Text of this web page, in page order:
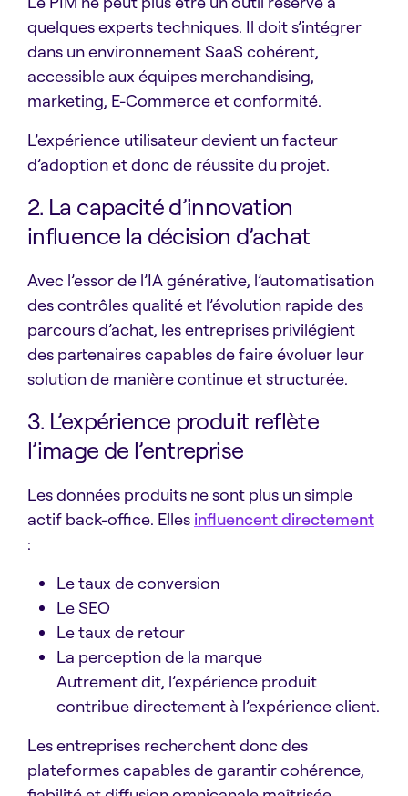
quelques experts techniques. Il doit s’intégrer
dans un environnement SaaS cohérent,
accessible aux équipes merchandising,
marketing, E-Commerce et conformité.
L’expérience utilisateur devient un facteur
d’adoption et donc de réussite du projet.
2. La capacité d’innovation
influence la décision d’achat
Avec l’essor de l’IA générative, l’automatisation
des contrôles qualité et l’évolution rapide des
parcours d’achat, les entreprises privilégient
des partenaires capables de faire évoluer leur
solution de manière continue et structurée.
3. L’expérience produit reflète
l’image de l’entreprise
Les données produits ne sont plus un simple
actif back-office. Elles influencent directement
:
Le taux de conversion
Le SEO
Le taux de retour
La perception de la marque
Autrement dit, l’expérience produit
contribue directement à l’expérience client.
Les entreprises recherchent donc des
plateformes capables de garantir cohérence,